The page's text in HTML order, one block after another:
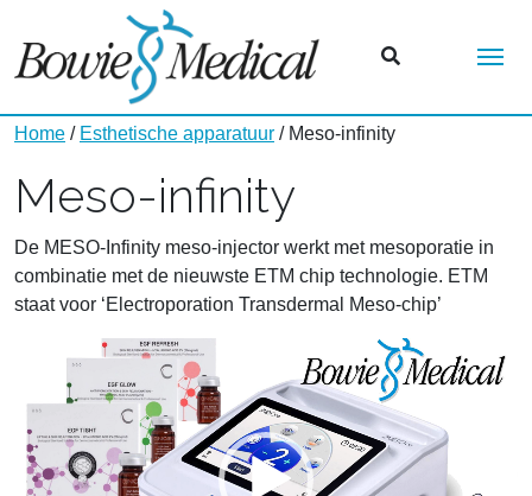
Home / Esthetische apparatuur / Meso-infinity
Meso-infinity
De MESO-Infinity meso-injector werkt met mesoporatie in
combinatie met de nieuwste ETM chip technologie. ETM
staat voor ‘Electroporation Transdermal Meso-chip’
Videospeler